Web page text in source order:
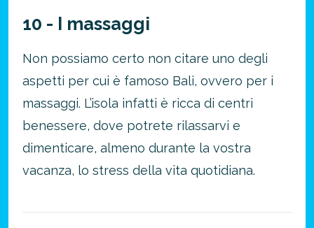
10 - I massaggi
Non possiamo certo non citare uno degli
aspetti per cui è famoso Bali, ovvero per i
massaggi. L’isola infatti è ricca di centri
benessere, dove potrete rilassarvi e
dimenticare, almeno durante la vostra
vacanza, lo stress della vita quotidiana.